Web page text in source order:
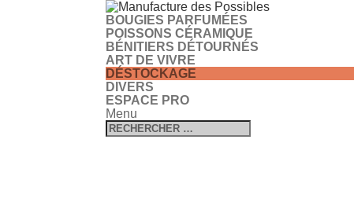
BOUGIES PARFUMÉES
POISSONS CÉRAMIQUE
BÉNITIERS DÉTOURNÉS
ART DE VIVRE
DÉSTOCKAGE
DIVERS
ESPACE PRO
Menu